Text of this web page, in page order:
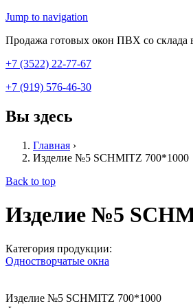
Jump to navigation
Продажа готовых окон ПВХ со склада
+7 (3522) 22-77-67
+7 (919) 576-46-30
Вы здесь
Главная ›
Изделие №5 SCHMITZ 700*1000
Back to top
Изделие №5
Категория продукции:
Одностворчатые окна
Изделие №5 SCHMITZ 700*1000